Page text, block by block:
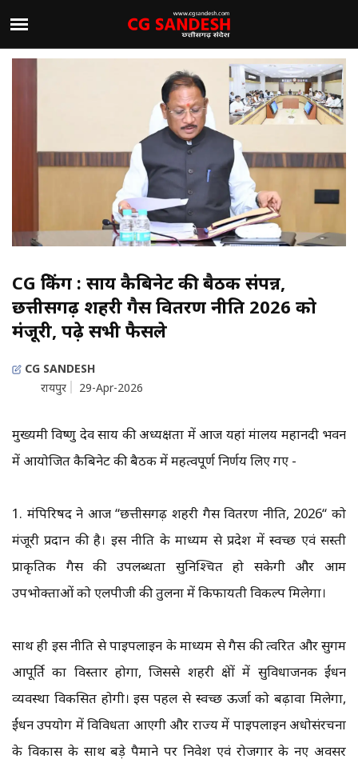
CG ब्रेकिंग : साय कैबिनेट की बैठक संपन्न,
छत्तीसगढ़ शहरी गैस वितरण नीति 2026 को
मंजूरी, पढ़े सभी फैसले
CG SANDESH
रायपुर
29-Apr-2026
मुख्यमंत्री विष्णु देव साय की अध्यक्षता में आज यहां मंत्रालय महानदी भवन
में आयोजित कैबिनेट की बैठक में महत्वपूर्ण निर्णय लिए गए -
1. मंत्रिपरिषद ने आज ‘‘छत्तीसगढ़ शहरी गैस वितरण नीति, 2026‘‘ को
मंजूरी प्रदान की है। इस नीति के माध्यम से प्रदेश में स्वच्छ एवं सस्ती
प्राकृतिक गैस की उपलब्धता सुनिश्चित हो सकेगी और आम
उपभोक्ताओं को एलपीजी की तुलना में किफायती विकल्प मिलेगा।
साथ ही इस नीति से पाइपलाइन के माध्यम से गैस की त्वरित और सुगम
आपूर्ति का विस्तार होगा, जिससे शहरी क्षेत्रों में सुविधाजनक ईंधन
व्यवस्था विकसित होगी। इस पहल से स्वच्छ ऊर्जा को बढ़ावा मिलेगा,
ईंधन उपयोग में विविधता आएगी और राज्य में पाइपलाइन अधोसंरचना
के विकास के साथ बड़े पैमाने पर निवेश एवं रोजगार के नए अवसर